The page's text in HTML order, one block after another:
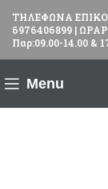
ΤΗΛΕΦΩΝΑ
6976406899 |
Παρ:09.00-14.00 &
Menu